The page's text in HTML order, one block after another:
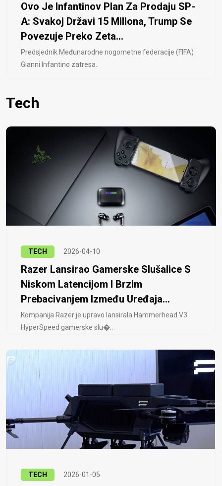
Ovo Je Infantinov Plan Za Prodaju SP-
A: Svakoj Državi 15 Miliona, Trump Se
Povezuje Preko Zeta...
Predsjednik Međunarodne nogometne federacije (FIFA)
Gianni Infantino zatresa..
Tech
TECH 2026-04-10
Razer Lansirao Gamerske Slušalice S
Niskom Latencijom I Brzim
Prebacivanjem Između Uređaja...
Kompanija Razer je upravo lansirala Hammerhead V3
HyperSpeed ​​gamerske slu�..
TECH 2026-01-05